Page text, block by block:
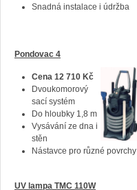
Snadná instalace i údržba
Pondovac 4
Cena 12 710 Kč
Dvoukomorový
sací systém
Do hloubky 1,8 m
Vysávání ze dna i
stěn
Nástavce pro různé povrchy
UV lampa TMC 110W